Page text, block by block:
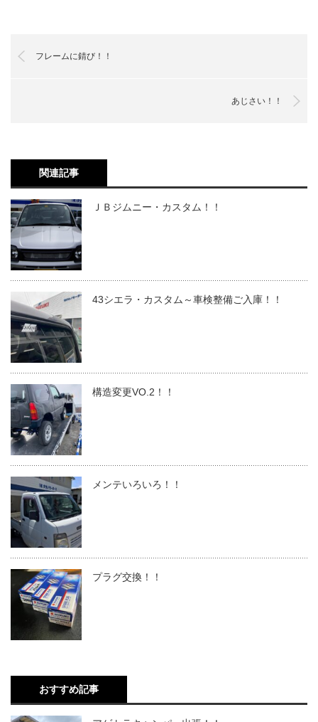
フレームに錆び！！
あじさい！！
関連記事
ＪＢジムニー・カスタム！！
43シエラ・カスタム～車検整備ご入庫！！
構造変更VO.2！！
メンテいろいろ！！
プラグ交換！！
おすすめ記事